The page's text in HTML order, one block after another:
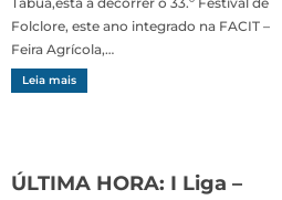
Folclore, este ano integrado na FACIT –
Feira Agrícola,…
Leia mais
ÚLTIMA HORA: I Liga –